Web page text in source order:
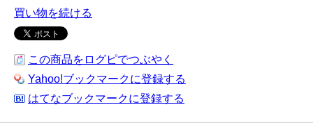
買い物を続ける
この商品をログピでつぶやく
Yahoo!ブックマークに登録する
はてなブックマークに登録する